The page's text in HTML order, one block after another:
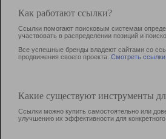
Как работают ссылки?
Ссылки помогают поисковым системам
участвовать в раcпределении позиций и
Все успешные бренды владеют сайтами со
продвижения своего проекта. Смотреть ссылки
Какие существуют инструменты
Ссылки можно купить самостоятельно или
улучшению их эффективности для конкретного